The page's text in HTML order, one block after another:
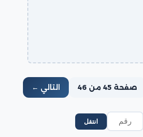
صفحة 45 من 46 التالي ←
انتقل